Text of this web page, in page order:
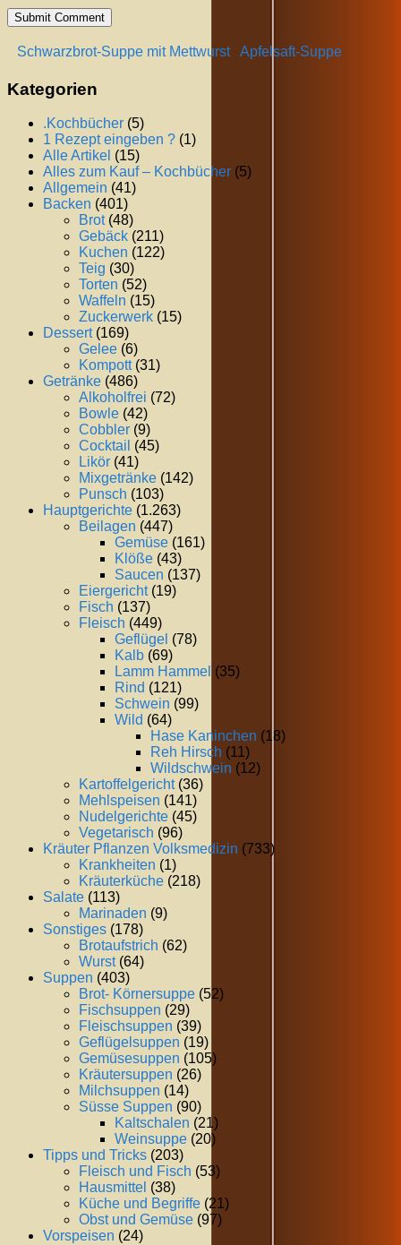
Schwarzbrot-Suppe mit Mettwurst Apfelsaft-Suppe
Kategorien
.Kochbücher (5)
1 Rezept eingeben ? (1)
Alle Artikel (15)
Alles zum Kauf – Kochbücher (5)
Allgemein (41)
Backen (401)
Brot(48)
Gebäck (211)
Kuchen (122)
Teig (30)
Torten (52)
Waffeln (15)
Zuckerwerk (15)
Dessert(169)
Gelee (6)
Kompott(31)
Getränke (486)
Alkoholfrei (72)
Bowle (42)
Cobbler (9)
Cocktail (45)
Likör (41)
Mixgetränke (142)
Punsch (103)
Hauptgerichte (1.263)
Beilagen (447)
Gemüse (161)
Klöße (43)
Saucen (137)
Eiergericht(19)
Fisch (137)
Fleisch (449)
Geflügel (78)
Kalb (69)
Lamm Hammel (35)
Rind (121)
Schwein (99)
Wild (64)
Hase Kaninchen (18)
Reh Hirsch (11)
Wildschwein (12)
Kartoffelgericht(36)
Mehlspeisen (141)
Nudelgerichte (45)
Vegetarisch (96)
Kräuter Pflanzen Volksmedizin (733)
Krankheiten (1)
Kräuterküche (218)
Salate (113)
Marinaden (9)
Sonstiges (178)
Brotaufstrich (62)
Wurst(64)
Suppen (403)
Brot- Körnersuppe (52)
Fischsuppen (29)
Fleischsuppen (39)
Geflügelsuppen (19)
Gemüsesuppen (105)
Kräutersuppen (26)
Milchsuppen (14)
Süsse Suppen (90)
Kaltschalen (21)
Weinsuppe (20)
Tipps und Tricks (203)
Fleisch und Fisch (53)
Hausmittel (38)
Küche und Begriffe (21)
Obst und Gemüse (97)
Vorspeisen (24)